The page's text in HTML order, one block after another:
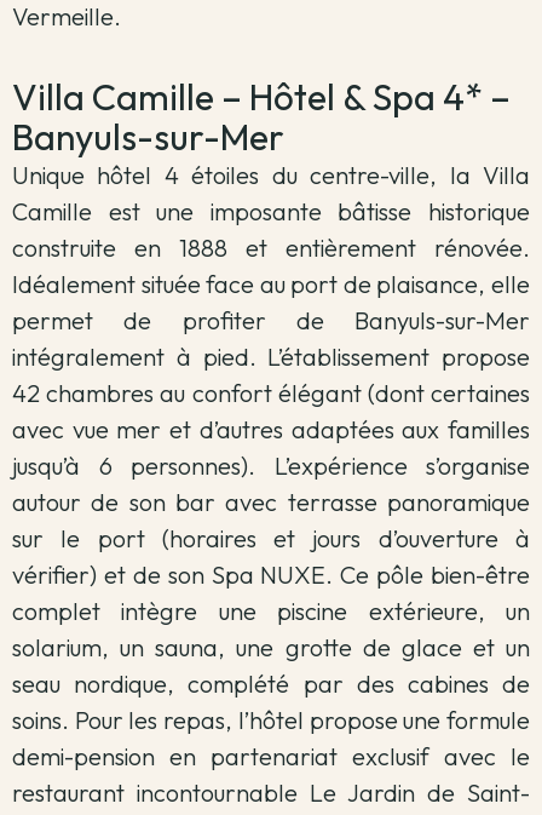
Vermeille.
Villa Camille – Hôtel & Spa 4* –
Banyuls-sur-Mer
Unique hôtel 4 étoiles du centre-ville, la Villa
Camille est une imposante bâtisse historique
construite en 1888 et entièrement rénovée.
Idéalement située face au port de plaisance, elle
permet de profiter de Banyuls-sur-Mer
intégralement à pied. L’établissement propose
42 chambres au confort élégant (dont certaines
avec vue mer et d’autres adaptées aux familles
jusqu’à 6 personnes). L’expérience s’organise
autour de son bar avec terrasse panoramique
sur le port (horaires et jours d’ouverture à
vérifier) et de son Spa NUXE. Ce pôle bien-être
complet intègre une piscine extérieure, un
solarium, un sauna, une grotte de glace et un
seau nordique, complété par des cabines de
soins. Pour les repas, l’hôtel propose une formule
demi-pension en partenariat exclusif avec le
restaurant incontournable Le Jardin de Saint-